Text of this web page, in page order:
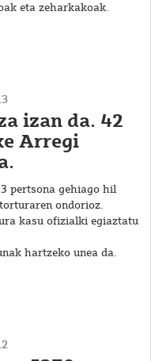
eta zeharkakoak.
izan da. 42
Arregi
pertsona gehiago hil
ondorioz.
kasu ofizialki egiaztatu
hartzeko unea da.